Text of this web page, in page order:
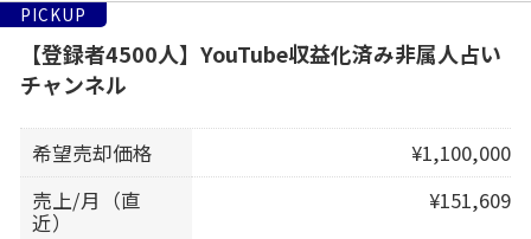
PICKUP
【登録者4500人】YouTube収益化済み非属人占い
チャンネル
希望売却価格
¥1,100,000
売上/月（直
近）
¥151,609